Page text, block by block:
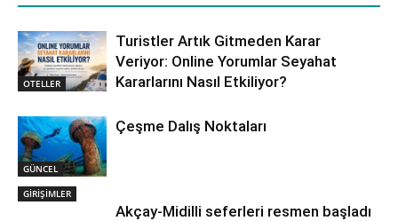
OTELLER
Turistler Artık Gitmeden Karar
Veriyor: Online Yorumlar Seyahat
Kararlarını Nasıl Etkiliyor?
GÜNCEL
Çeşme Dalış Noktaları
GİRİŞİMLER
Akçay-Midilli seferleri resmen başladı